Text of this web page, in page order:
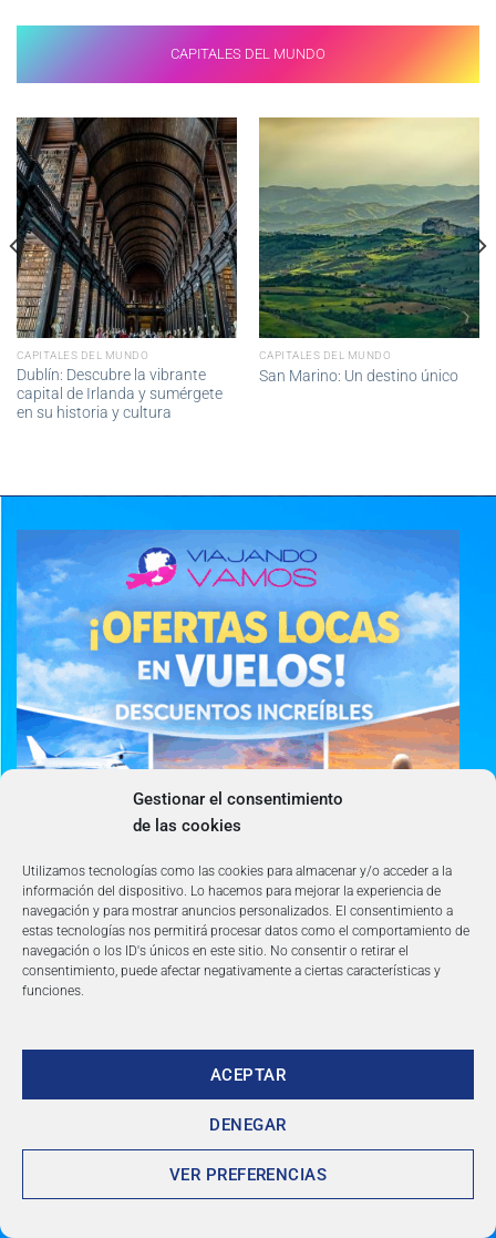
Gestionar el consentimiento
de las cookies
Utilizamos tecnologías como las cookies para almacenar y/o acceder a la
información del dispositivo. Lo hacemos para mejorar la experiencia de
navegación y para mostrar anuncios personalizados. El consentimiento a
estas tecnologías nos permitirá procesar datos como el comportamiento de
navegación o los ID's únicos en este sitio. No consentir o retirar el
consentimiento, puede afectar negativamente a ciertas características y
funciones.
ACEPTAR
DENEGAR
VER PREFERENCIAS
CAPITALES DEL MUNDO
CAPITALES DEL MUNDO
Dublín: Descubre la vibrante
capital de Irlanda y sumérgete
en su historia y cultura
CAPITALES DEL MUNDO
San Marino: Un destino único
DESCUENTOS de
hasta 60%